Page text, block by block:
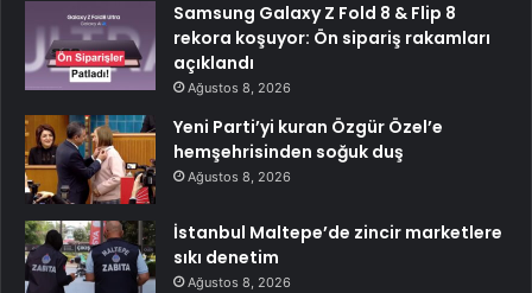
Samsung Galaxy Z Fold 8 & Flip 8
rekora koşuyor: Ön sipariş rakamları
açıklandı
Ağustos 8, 2026
Yeni Parti’yi kuran Özgür Özel’e
hemşehrisinden soğuk duş
Ağustos 8, 2026
İstanbul Maltepe’de zincir marketlere
sıkı denetim
Ağustos 8, 2026